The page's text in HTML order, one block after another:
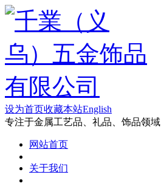
设为首页收藏本站English
专注于金属工艺品、礼品、饰品领域
网站首页
关于我们